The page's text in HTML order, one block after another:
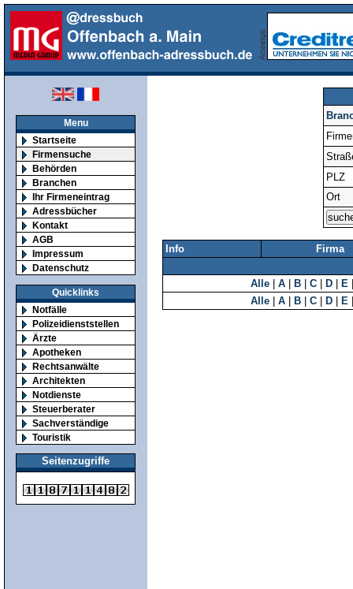
Menu
Startseite
Firmensuche
Behörden
Branchen
Ihr Firmeneintrag
Adressbücher
Kontakt
AGB
Impressum
Datenschutz
Quicklinks
Notfälle
Polizeidienststellen
Ärzte
Apotheken
Rechtsanwälte
Architekten
Notdienste
Steuerberater
Sachverständige
Touristik
Seitenzugriffe
PLZ
Ort
Info Firma
Alle A B C D E
Alle
A B C D E